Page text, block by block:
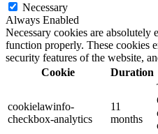
Necessary
Always Enabled
Necessary cookies are absolutely
function properly. These cookies
security features of the website,
Cookie
Duration
cookielawinfo-
checkbox-analytics
11
months